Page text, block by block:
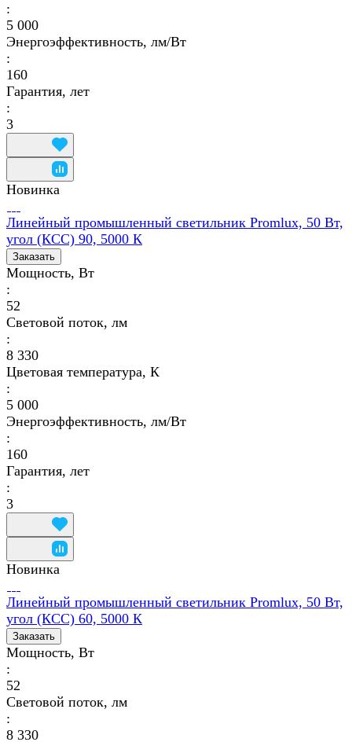
:
5 000
Энергоэффективность, лм/Вт
:
160
Гарантия, лет
:
3
Новинка
Линейный промышленный светильник Promlux, 50 Вт,
угол (КСС) 90, 5000 К
Заказать
Мощность, Вт
:
52
Световой поток, лм
:
8 330
Цветовая температура, К
:
5 000
Энергоэффективность, лм/Вт
:
160
Гарантия, лет
:
3
Новинка
Линейный промышленный светильник Promlux, 50 Вт,
угол (КСС) 60, 5000 К
Заказать
Мощность, Вт
:
52
Световой поток, лм
:
8 330